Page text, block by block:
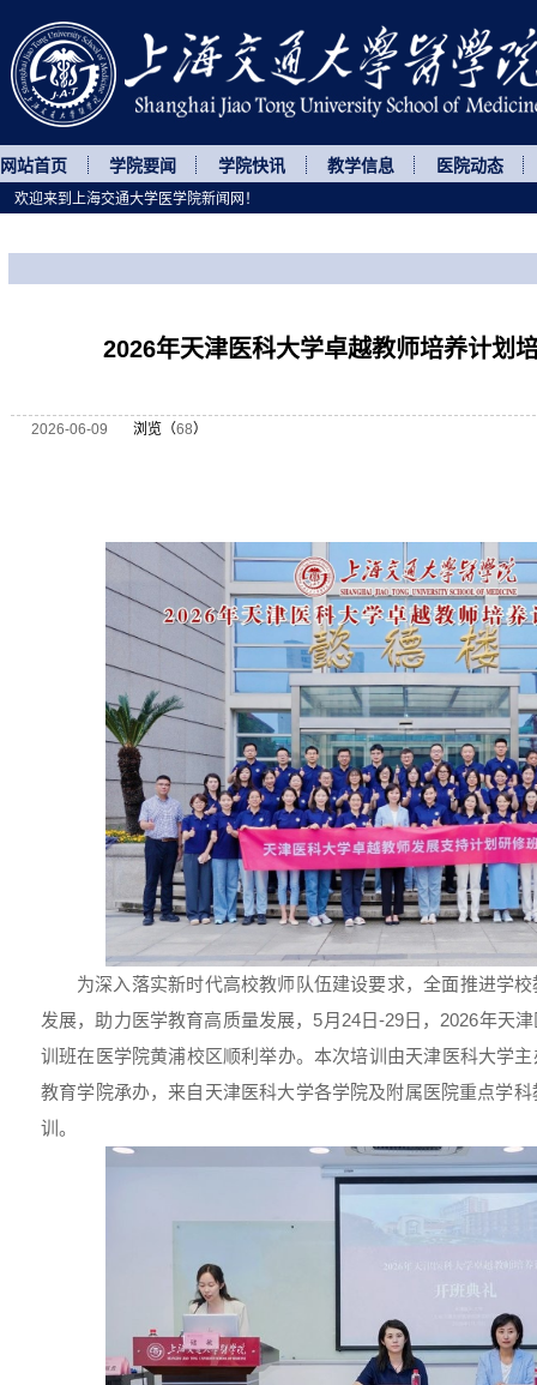
网站首页 学院要闻 学院快讯 教学信息 医院动态
2026年天津医科大学卓越教师培养计划
2026-06-09 浏览（68）
为深入落实新时代高校教师队伍建设要求，全面推进学
发展，助力医学教育高质量发展，5月24日-29日，2026年天
训班在医学院黄浦校区顺利举办。本次培训由天津医科大学
教育学院承办，来自天津医科大学各学院及附属医院重点学
训。
欢迎来到上海交通大学医学院新闻网！